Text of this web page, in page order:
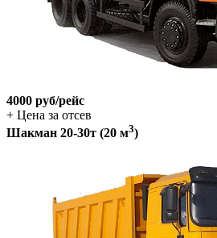
4000 руб/рейс
+ Цена за отсев
Шакман 20-30т (20 м3)